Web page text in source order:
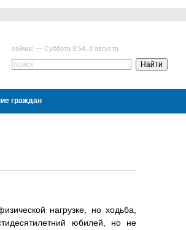
сейчас — Суббота 9:54, 8 августа
граждан
нагрузке, но ходьба,
юбилей, но не